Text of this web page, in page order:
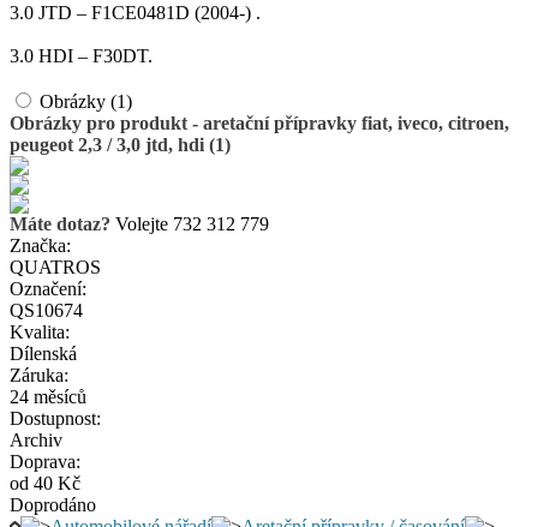
3.0 JTD – F1CE0481D (2004-) .
3.0 HDI – F30DT.
Obrázky (1)
Obrázky pro produkt - aretační přípravky fiat, iveco, citroen,
peugeot 2,3 / 3,0 jtd, hdi (1)
Máte dotaz? Volejte 732 312 779
Značka:
QUATROS
Označení:
QS10674
Kvalita:
Dílenská
Záruka:
24 měsíců
Dostupnost:
Archiv
Doprava:
od 40 Kč
Doprodáno